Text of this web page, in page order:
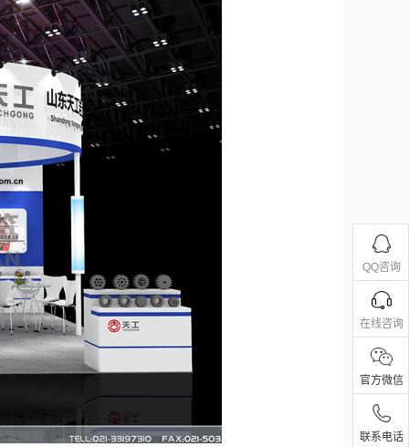
QQ咨询
在线咨询
官方微信
联系电话